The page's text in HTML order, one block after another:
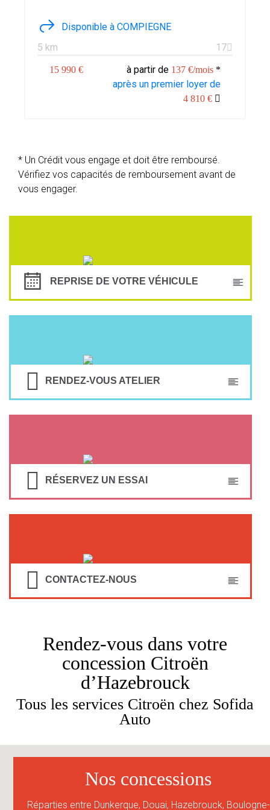
Disponible à COMPIEGNE
5 km
17
15 990 € à partir de 137 €/mois *
après un premier loyer de
4 810 €
* Un Crédit vous engage et doit être remboursé.
Vérifiez vos capacités de remboursement avant de
vous engager.
REPRISE DE VOTRE VÉHICULE
RENDEZ-VOUS ATELIER
RÉSERVEZ UN ESSAI
CONTACTEZ-NOUS
Rendez-vous dans votre
concession Citroën
d’Hazebrouck
Tous les services Citroën chez Sofida
Auto
Nos concessions
Réparties entre Dunkerque, Douai, Hazebrouck, Boulogne-
9